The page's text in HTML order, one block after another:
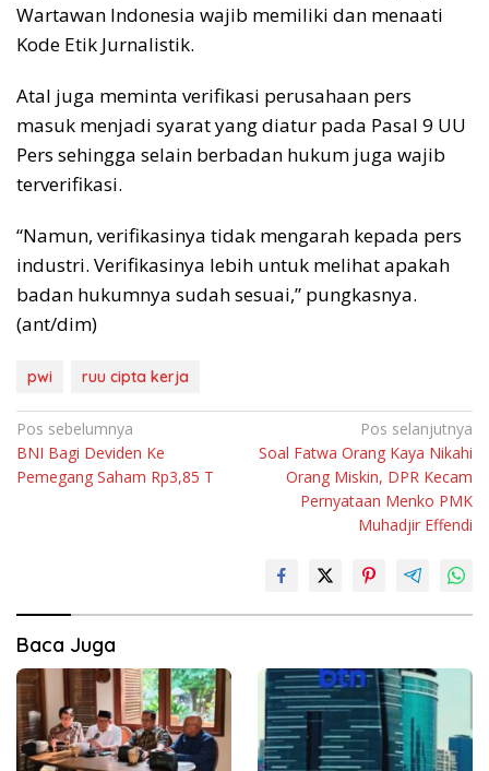
Wartawan Indonesia wajib memiliki dan menaati
Kode Etik Jurnalistik.
Atal juga meminta verifikasi perusahaan pers
masuk menjadi syarat yang diatur pada Pasal 9 UU
Pers sehingga selain berbadan hukum juga wajib
terverifikasi.
“Namun, verifikasinya tidak mengarah kepada pers
industri. Verifikasinya lebih untuk melihat apakah
badan hukumnya sudah sesuai,” pungkasnya.
(ant/dim)
pwi ruu cipta kerja
Navigasi
pos
Pos sebelumnya
BNI Bagi Deviden Ke
Pemegang Saham Rp3,85 T
Pos selanjutnya
Soal Fatwa Orang Kaya Nikahi
Orang Miskin, DPR Kecam
Pernyataan Menko PMK
Muhadjir Effendi
Baca Juga